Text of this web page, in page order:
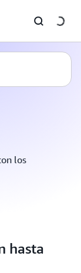
los
hasta